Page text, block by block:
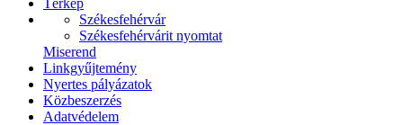
Térkép
Székesfehérvár
Székesfehérvárit nyomtat
Miserend
Linkgyűjtemény
Nyertes pályázatok
Közbeszerzés
Adatvédelem